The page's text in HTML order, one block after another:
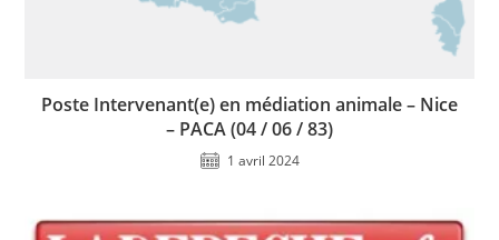
Poste Intervenant(e) en médiation animale – Nice
– PACA (04 / 06 / 83)
1 avril 2024